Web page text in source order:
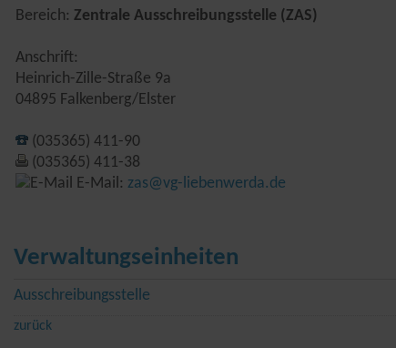
Bereich: Zentrale Ausschreibungsstelle (ZAS)
Anschrift:
Heinrich-Zille-Straße 9a
04895 Falkenberg/Elster
(035365) 411-90
(035365) 411-38
E-Mail: zas@vg-liebenwerda.de
Verwaltungseinheiten
Ausschreibungsstelle
zurück